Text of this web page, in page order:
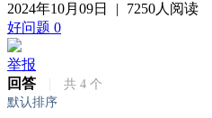
2024年10月09日 |
7250人阅读
好问题 0
举报
回答
共 4 个
默认排序